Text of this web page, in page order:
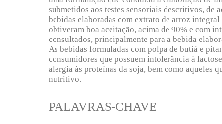
submetidos aos testes sensoriais descritivos, de
bebidas elaboradas com extrato de arroz
obtiveram boa aceitação, acima de 90% e com
consultados, principalmente para a bebida
As bebidas formuladas com polpa de butiá e
consumidores que possuem intolerância à
alergia às proteínas da soja, bem como aqueles
nutritivo.
PALAVRAS-CHAVE